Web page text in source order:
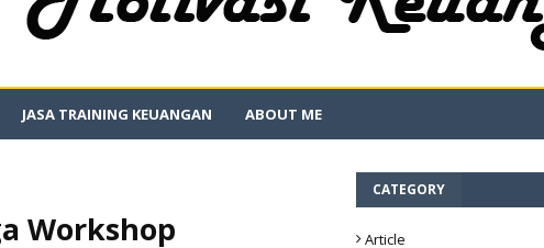
JASA TRAINING KEUANGAN ABOUT ME
Workshop
CATEGORY
Article